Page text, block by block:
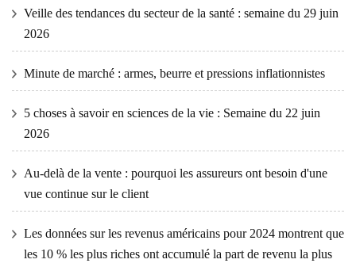
Veille des tendances du secteur de la santé : semaine du 29 juin
2026
Minute de marché : armes, beurre et pressions inflationnistes
5 choses à savoir en sciences de la vie : Semaine du 22 juin
2026
Au-delà de la vente : pourquoi les assureurs ont besoin d'une
vue continue sur le client
Les données sur les revenus américains pour 2024 montrent que
les 10 % les plus riches ont accumulé la part de revenu la plus